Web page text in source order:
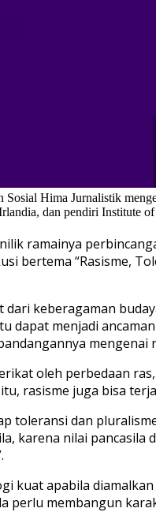
Hima Jurnalistik
dan pendiri Institute
ramainya
bertema “Rasisme,
keberagaman
dapat menjadi
mengenai
oleh perbedaan
rasisme juga bisa
toleransi dan
karena nilai pancasila
kuat apabila
perlu membangun